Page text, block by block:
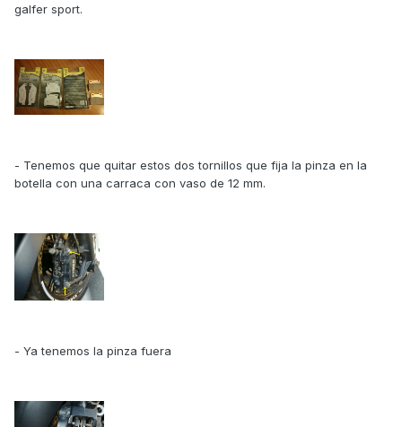
galfer sport.
- Tenemos que quitar estos dos tornillos que fija la pinza en la
botella con una carraca con vaso de 12 mm.
- Ya tenemos la pinza fuera